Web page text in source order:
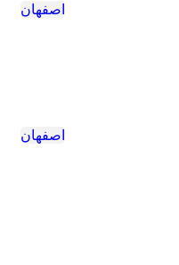
اصفهان
اصفهان